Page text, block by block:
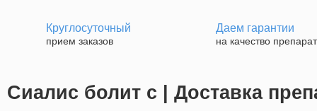
Круглосуточный
прием заказов
Даем гарантии
на качество
Сиалис болит с | Доставка